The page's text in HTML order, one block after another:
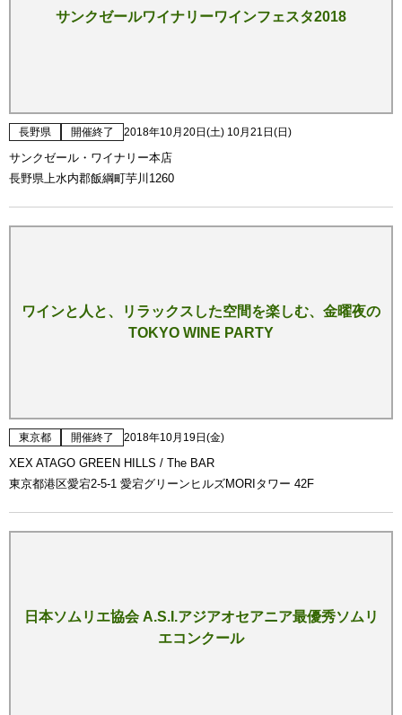
サンクゼールワイナリーワインフェスタ2018
長野県 開催終了 2018年10月20日(土) 10月21日(日)
サンクゼール・ワイナリー本店
長野県上水内郡飯綱町芋川1260
ワインと人と、リラックスした空間を楽しむ、金曜夜の
TOKYO WINE PARTY
東京都 開催終了 2018年10月19日(金)
XEX ATAGO GREEN HILLS / The BAR
東京都港区愛宕2-5-1 愛宕グリーンヒルズMORIタワー 42F
日本ソムリエ協会 A.S.I.アジアオセアニア最優秀ソムリ
エコンクール